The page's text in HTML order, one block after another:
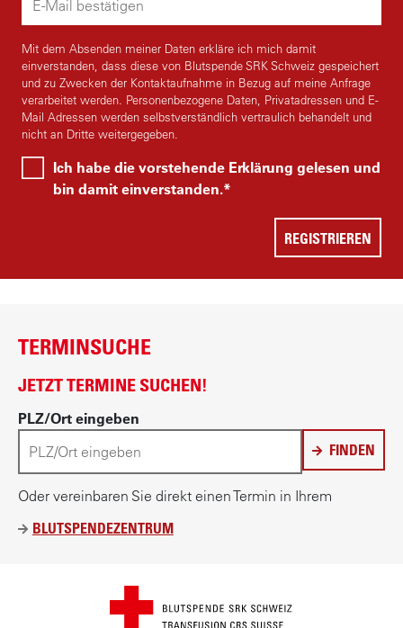
Mit dem Absenden meiner Daten erkläre ich mich damit
einverstanden, dass diese von Blutspende SRK Schweiz gespeichert
und zu Zwecken der Kontaktaufnahme in Bezug auf meine Anfrage
verarbeitet werden. Personenbezogene Daten, Privatadressen und E-
Mail Adressen werden selbstverständlich vertraulich behandelt und
nicht an Dritte weitergegeben.
Ich habe die vorstehende Erklärung gelesen und
bin damit einverstanden.
TERMINSUCHE
JETZT TERMINE SUCHEN!
PLZ/Ort eingeben
FINDEN
Oder vereinbaren Sie direkt einen Termin in Ihrem
BLUTSPENDEZENTRUM